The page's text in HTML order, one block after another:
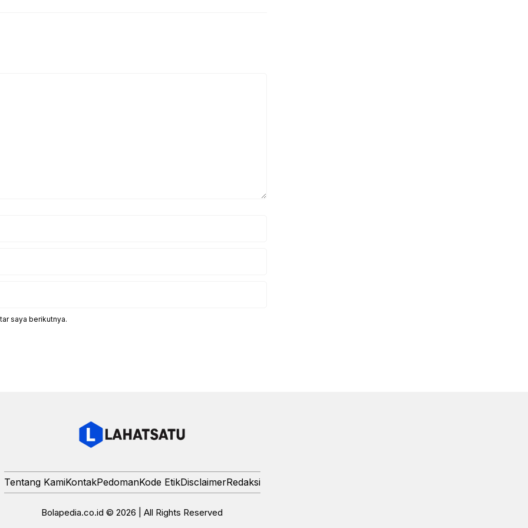
saya berikutnya.
Tentang KamiKontakPedomanKode EtikDisclaimerRedaksi
Bolapedia.co.id © 2026 | All Rights Reserved